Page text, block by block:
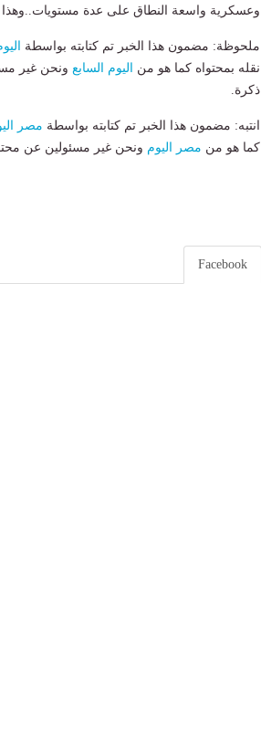
وعسكرية واسعة النطاق على عدة مستويات..وهذا
ملحوظة: مضمون هذا الخبر تم كتابته بواسطة
نقله بمحتواه كما هو من
اليوم السابع ونحن غير
ذكرة.
انتبه: مضمون هذا الخبر تم كتابته بواسطة مصر
كما هو من مصر اليوم ونحن غير مسئولين عن
Facebook